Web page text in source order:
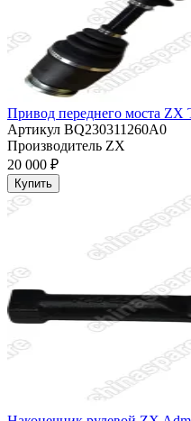
Привод переднего моста ZX
Артикул BQ230311260A0
Производитель ZX
20 000 ₽
Купить